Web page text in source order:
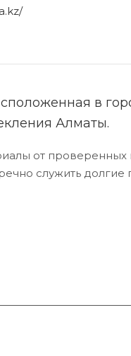
в
Алматы.
от
служить